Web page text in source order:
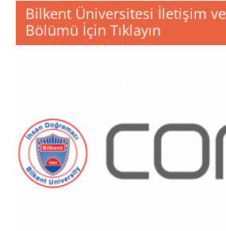
Bilkent Üniversitesi İletişim ve
Bölümü İçin Tıklayın